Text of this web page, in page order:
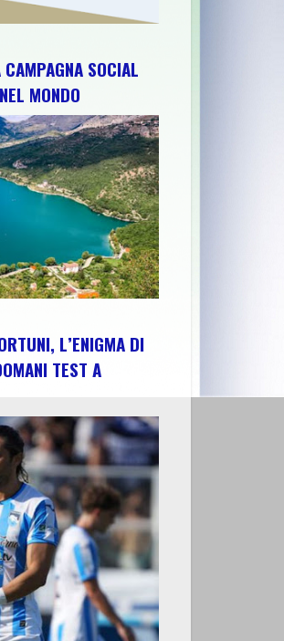
DEL TERRITORIO
SOCIAL
MONDO
L’ENIGMA DI
TEST A